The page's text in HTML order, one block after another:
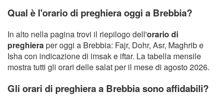
Qual è l'orario di preghiera oggi a Brebbia?
In alto nella pagina trovi il riepilogo dell'orario di
preghieraper oggi a Brebbia: Fajr, Dohr, Asr, Maghrib e
Isha con indicazione di imsak e iftar. La tabella mensile
mostra tutti gli orari delle salat per il mese di agosto 2026.
Gli orari di preghiera a Brebbia sono affidabili?